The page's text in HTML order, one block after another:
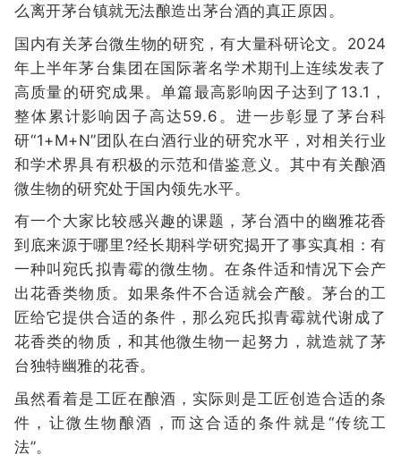
么离开茅台镇就无法酿造出茅台酒的真正原因。
国内有关茅台微生物的研究，有大量科研论文。2024
年上半年茅台集团在国际著名学术期刊上连续发表了
高质量的研究成果。单篇最高影响因子达到了13.1，
整体累计影响因子高达59.6。进一步彰显了茅台科
研“1+M+N”团队在白酒行业的研究水平，对相关行业
和学术界具有积极的示范和借鉴意义。其中有关酿酒
微生物的研究处于国内领先水平。
有一个大家比较感兴趣的课题，茅台酒中的幽雅花香
到底来源于哪里?经长期科学研究揭开了事实真相：有
一种叫宛氏拟青霉的微生物。在条件适和情况下会产
出花香类物质。如果条件不合适就会产酸。茅台的工
匠给它提供合适的条件，那么宛氏拟青霉就代谢成了
花香类的物质，和其他微生物一起努力，就造就了茅
台独特幽雅的花香。
虽然看着是工匠在酿酒，实际则是工匠创造合适的条
件，让微生物酿酒，而这合适的条件就是“传统工
法”。